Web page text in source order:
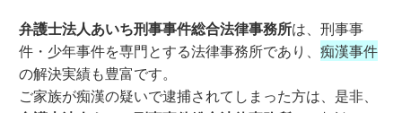
弁護士法人あいち刑事事件総合法律事務所は、刑事事
件・少年事件を専門とする法律事務所であり、痴漢事件
の解決実績も豊富です。
ご家族が痴漢の疑いで逮捕されてしまった方は、是非、